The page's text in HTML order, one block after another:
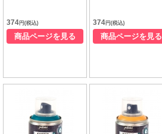
374 円(税込)
商品ページを見る
374円(税込)
商品ページを見る